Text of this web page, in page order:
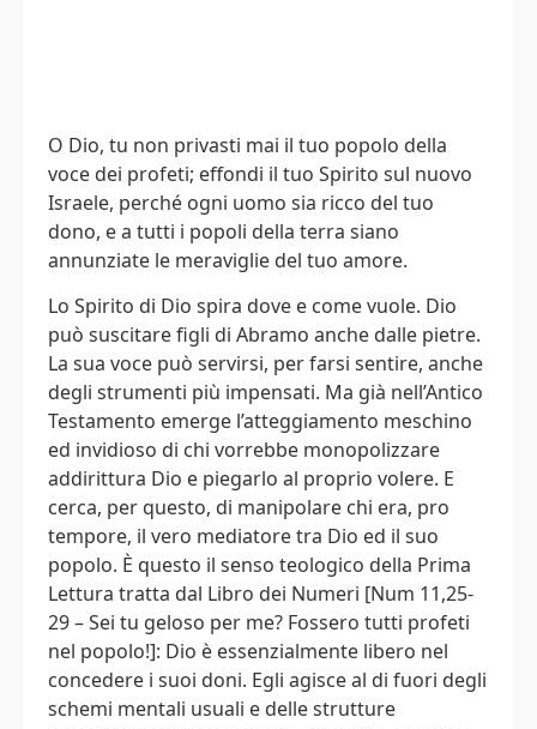
O Dio, tu non privasti mai il tuo popolo della
voce dei profeti; effondi il tuo Spirito sul nuovo
Israele, perché ogni uomo sia ricco del tuo
dono, e a tutti i popoli della terra siano
annunziate le meraviglie del tuo amore.
Lo Spirito di Dio spira dove e come vuole. Dio
può suscitare figli di Abramo anche dalle pietre.
La sua voce può servirsi, per farsi sentire, anche
degli strumenti più impensati. Ma già nell’Antico
Testamento emerge l’atteggiamento meschino
ed invidioso di chi vorrebbe monopolizzare
addirittura Dio e piegarlo al proprio volere. E
cerca, per questo, di manipolare chi era, pro
tempore, il vero mediatore tra Dio ed il suo
popolo. È questo il senso teologico della Prima
Lettura tratta dal Libro dei Numeri [Num 11,25-
29 – Sei tu geloso per me? Fossero tutti profeti
nel popolo!]: Dio è essenzialmente libero nel
concedere i suoi doni. Egli agisce al di fuori degli
schemi mentali usuali e delle strutture